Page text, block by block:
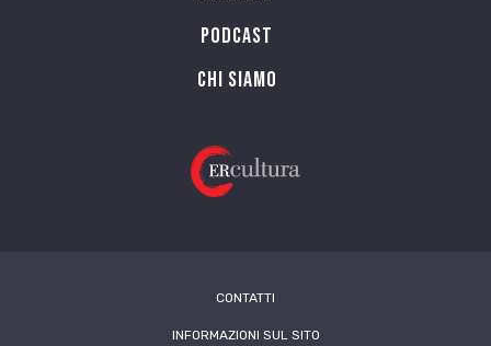
PODCAST
Chi siamo
CONTATTI
INFORMAZIONI SUL SITO